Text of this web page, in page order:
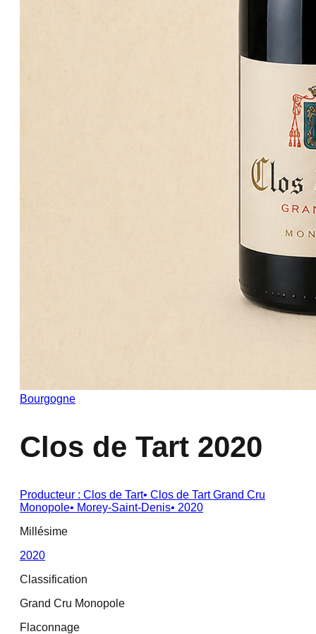
Bourgogne
Clos de Tart 2020
Producteur : Clos de Tart• Clos de Tart Grand Cru
Monopole• Morey-Saint-Denis• 2020
Millésime
2020
Classification
Grand Cru Monopole
Flaconnage